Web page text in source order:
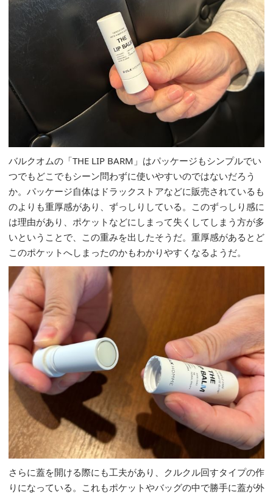
バルクオムの「THE LIP BARM」はパッケージもシンプルでい
つでもどこでもシーン問わずに使いやすいのではないだろう
か。パッケージ自体はドラックストアなどに販売されているも
のよりも重厚感があり、ずっしりしている。このずっしり感に
は理由があり、ポケットなどにしまって失くしてしまう方が多
いということで、この重みを出したそうだ。重厚感があるとど
このポケットへしまったのかもわかりやすくなるようだ。
さらに蓋を開ける際にも工夫があり、クルクル回すタイプの作
りになっている。これもポケットやバッグの中で勝手に蓋が外